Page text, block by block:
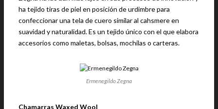
ha tejido tiras de piel en posición de urdimbre para
confeccionar una tela de cuero similar al cahsmere en
suavidad y naturalidad. Es un tejido único con el que elabora
accesorios como maletas, bolsas, mochilas o carteras.
Ermenegildo Zegna
Chamarras Waxed Wool